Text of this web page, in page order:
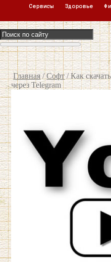
Сервисы Здоровье
Главная/Софт/Как
через Telegram